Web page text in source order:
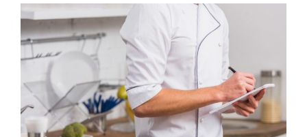
View
Larger
Image